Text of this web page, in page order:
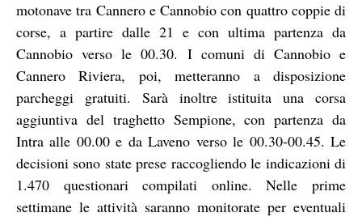
motonave tra Cannero e Cannobio con quattro coppie di
corse, a partire dalle 21 e con ultima partenza da
Cannobio verso le 00.30. I comuni di Cannobio e
Cannero Riviera, poi, metteranno a disposizione
parcheggi gratuiti. Sarà inoltre istituita una corsa
aggiuntiva del traghetto Sempione, con partenza da
Intra alle 00.00 e da Laveno verso le 00.30-00.45. Le
decisioni sono state prese raccogliendo le indicazioni di
1.470 questionari compilati online. Nelle prime
settimane le attività saranno monitorate per eventuali